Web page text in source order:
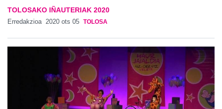
TOLOSAKO IÑAUTERIAK 2020
Erredakzioa 2020 ots 05 TOLOSA